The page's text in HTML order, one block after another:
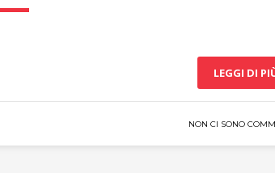
LEGGI DI
NON CI SONO